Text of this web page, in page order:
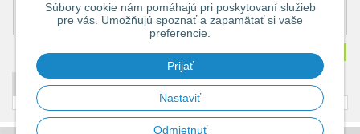
Súbory cookie nám pomáhajú pri poskytovaní služieb
pre vás. Umožňujú spoznať a zapamätať si vaše
preferencie.
Prijať
Nastaviť
Odmietnuť
Cena s DPH
2,25 €
Dostupnosť:
skladom 100+
Množstvo ks
DETAILNÝ POPIS